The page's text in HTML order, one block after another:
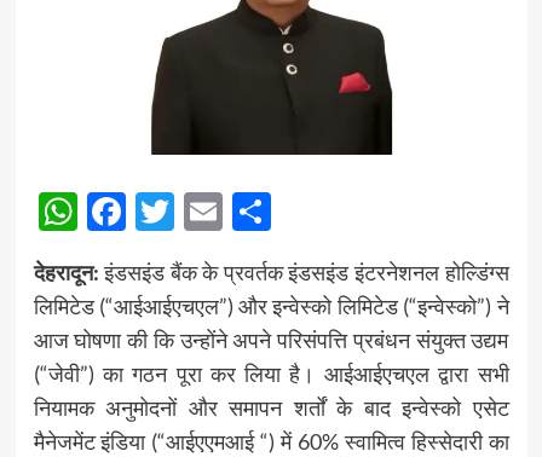
WhatsApp
Facebook
Twitter
EmailShare
देहरादून:इंडसइंड बैंक के प्रवर्तक इंडसइंड इंटरनेशनल होल्डिंग्स
लिमिटेड (“आईआईएचएल”) और इन्वेस्को लिमिटेड (“इन्वेस्को”) ने
आज घोषणा की कि उन्होंने अपने परिसंपत्ति प्रबंधन संयुक्त उद्यम
(“जेवी”) का गठन पूरा कर लिया है। आईआईएचएल द्वारा सभी
नियामक अनुमोदनों और समापन शर्तों के बाद इन्वेस्को एसेट
मैनेजमेंट इंडिया (“आईएएमआई “) में 60% स्वामित्व हिस्सेदारी का